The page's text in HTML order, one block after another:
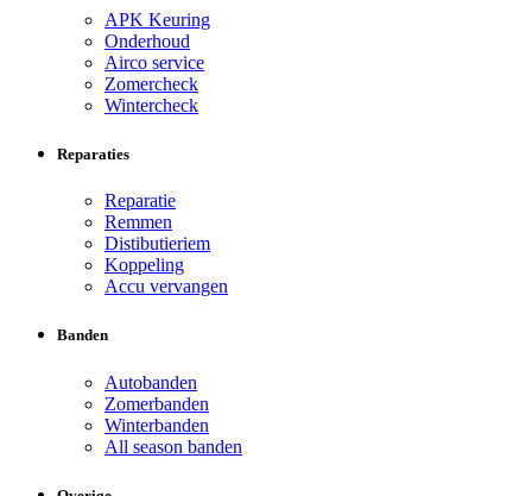
APK Keuring
Onderhoud
Airco service
Zomercheck
Wintercheck
Reparaties
Reparatie
Remmen
Distibutieriem
Koppeling
Accu vervangen
Banden
Autobanden
Zomerbanden
Winterbanden
All season banden